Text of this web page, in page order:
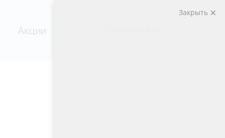
Акции
Закрыть